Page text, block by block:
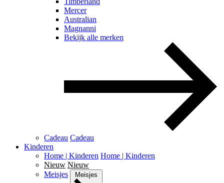
Mercer
Australian
Magnanni
Bekijk alle merken
Cadeau Cadeau
Kinderen
Home | Kinderen Home | Kinderen
Nieuw Nieuw
Meisjes
Meisjes